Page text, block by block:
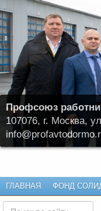
Профсоюз
107076, г. Москва,
ГЛАВНАЯ ФОНД